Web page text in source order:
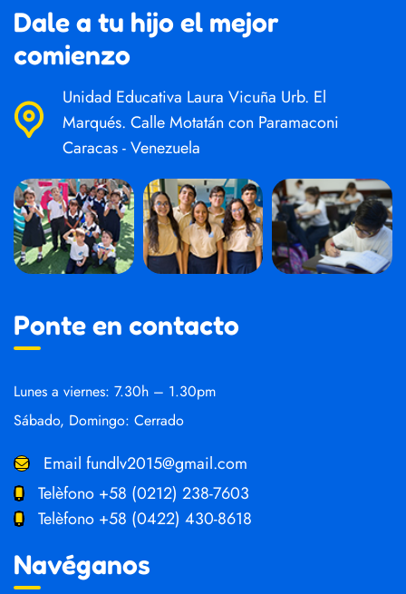
Dale a tu hijo el mejor
comienzo
Unidad Educativa Laura Vicuña Urb. El
Marqués. Calle Motatán con Paramaconi
Caracas - Venezuela
Ponte en contacto
Lunes a viernes: 7.30h – 1.30pm
Sábado, Domingo: Cerrado
Email fundlv2015@gmail.com
Telèfono +58 (0212) 238-7603
Telèfono +58 (0422) 430-8618
Navéganos